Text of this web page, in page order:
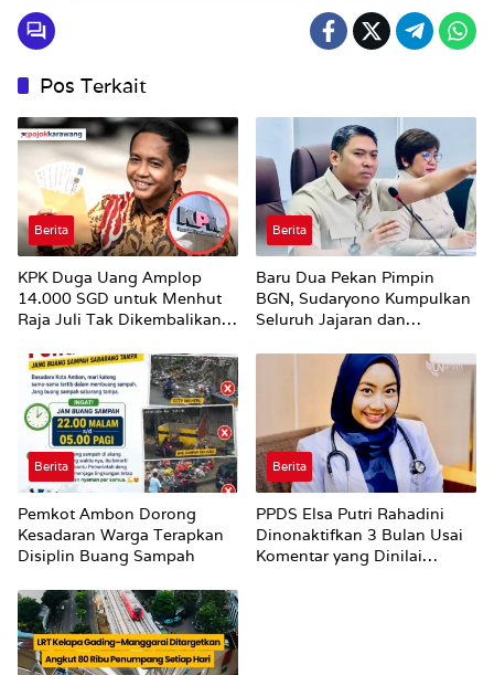
Pos Terkait
Berita
KPK Duga Uang Amplop
14.000 SGD untuk Menhut
Raja Juli Tak Dikembalikan
Berita
Baru Dua Pekan Pimpin
BGN, Sudaryono Kumpulkan
Seluruh Jajaran dan
Pungli dan Pemerasan
Supplier harus Berhenti
Berita
Pemkot Ambon Dorong
Kesadaran Warga Terapkan
Disiplin Buang Sampah
Berita
PPDS Elsa Putri Rahadini
Dinonaktifkan 3 Bulan Usai
Komentar yang Dinilai